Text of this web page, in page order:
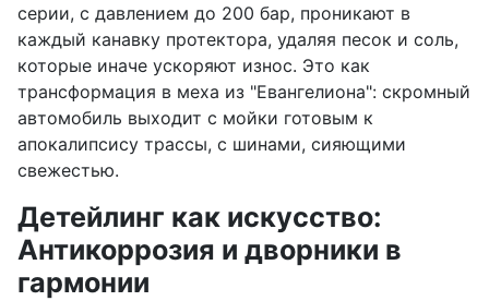
серии, с давлением до 200 бар, проникают в
каждый канавку протектора, удаляя песок и соль,
которые иначе ускоряют износ. Это как
трансформация в меха из "Евангелиона": скромный
автомобиль выходит с мойки готовым к
апокалипсису трассы, с шинами, сияющими
свежестью.
Детейлинг как искусство:
Антикоррозия и дворники в
гармонии